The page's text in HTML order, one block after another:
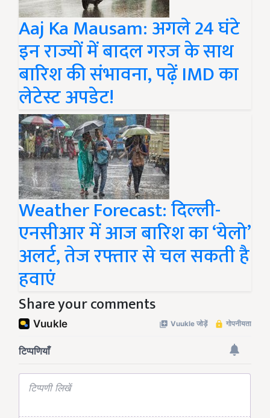
Aaj Ka Mausam: अगले 24 घंटे
इन राज्यों में बादल गरज के साथ
बारिश की संभावना, पढ़ें IMD का
लेटेस्ट अपडेट!
Weather Forecast: दिल्ली-
एनसीआर में आज बारिश का ‘येलो’
अलर्ट, तेज रफ्तार से चल सकती है
हवाएं
Share your comments